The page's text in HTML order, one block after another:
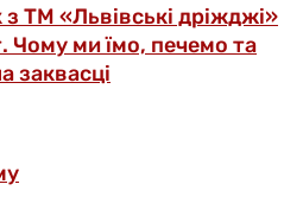
ТМ «Львівські дріжджі»
Чому ми їмо, печемо та
заквасці